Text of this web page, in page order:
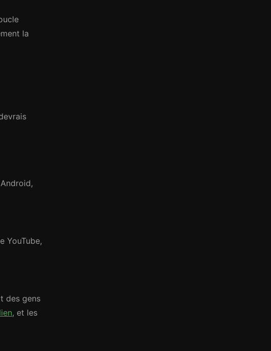
la
YouTube,
des gens
, et les